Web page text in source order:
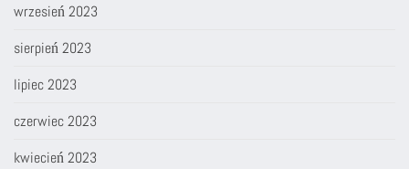
wrzesień 2023
sierpień 2023
lipiec 2023
czerwiec 2023
kwiecień 2023